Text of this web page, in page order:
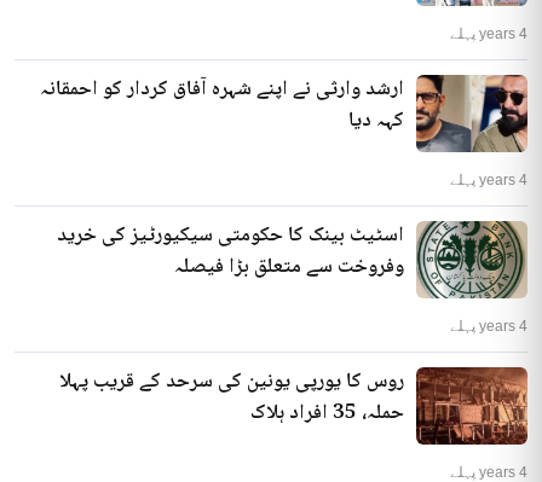
4 years پہلے
ارشد وارثی نے اپنے شہرہ آفاق کردار کو احمقانہ
کہہ دیا
4 years پہلے
اسٹیٹ بینک کا حکومتی سیکیورٹیز کی خرید
وفروخت سے متعلق بڑا فیصلہ
4 years پہلے
روس کا یورپی یونین کی سرحد کے قریب پہلا
حملہ، 35 افراد ہلاک
4 years پہلے